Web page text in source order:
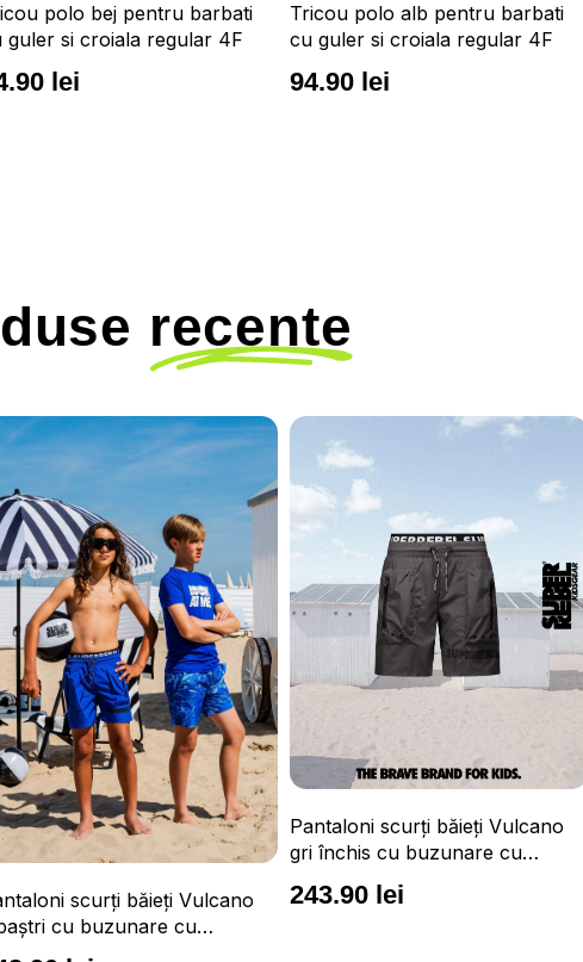
polo bej pentru barbati
guler si croiala regular 4F
lei
Tricou polo alb pentru barbati
cu guler si croiala regular 4F
94.90 lei
recente
scurți băieți Vulcano
închis cu buzunare cu
lei
Tricou Surfer băieți gri melanj,
confortabil și cu protecție solară
163.90 lei